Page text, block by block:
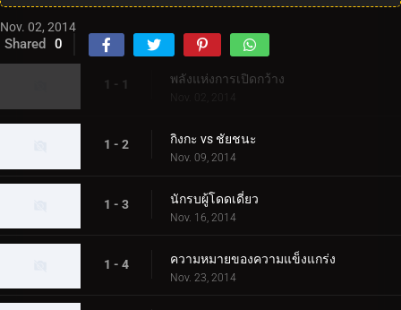
Nov. 02, 2014
Shared 0
1 - 1 พลังแห่งการเปิดกว้าง
1 - 2 กิงกะ vs ชัยชนะ
Nov. 09, 2014
1 - 3 นักรบผู้โดดเดี่ยว
Nov. 16, 2014
1 - 4 ความหมายของความแข็งแกร่ง
Nov. 23, 2014